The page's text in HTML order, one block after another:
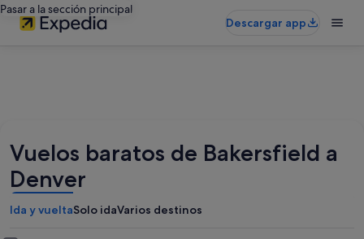
Pasar a la sección principal
Descargar app
Vuelos baratos de Bakersfield a
Denver
Ida y vueltaSolo idaVarios destinos